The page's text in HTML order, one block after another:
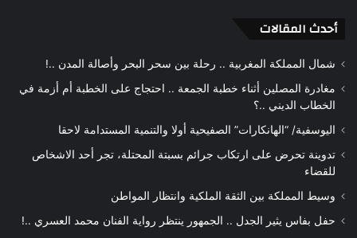
أحدث المقالات
شمال المملكة المغربية .. رحلة بين سحر البحر وأصالة المدن ..!
مغادرة المصلين أثناء خطبة الجمعة .. احتجاج على الخطبة أم أزمة في
الخطاب الديني ..؟
اليوسفية/ “الهانكارات” الصفيحية أولا والتنمية المستدامة لاحقا
تدوينة تحرض على ارتكاب جرائم بسبتة المحتلة، تجر أحد الاشخاص
للقضاء
وسيط المملكة بين الثقة الملكية وانتظار المواطن
حفل بفاس يثير الجدل .. الجمهور ينتظر رواية الفنان محمد العسري ..!